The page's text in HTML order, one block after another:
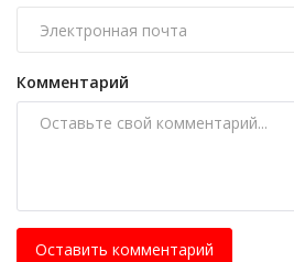
Комментарий
Оставить комментарий